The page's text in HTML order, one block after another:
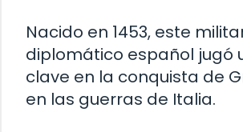
Nacido en 1453, este
diplomático español jugó
clave en la conquista de
en las guerras de Italia.